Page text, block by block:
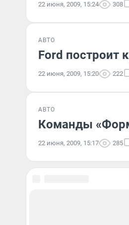
22 июня, 2009, 15:24 308
АВТО
Ford построит
22 июня, 2009, 15:20 222
АВТО
Команды
22 июня, 2009, 15:17 285